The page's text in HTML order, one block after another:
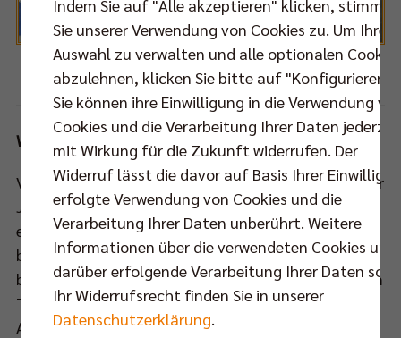
Foto:Eckhard Herfet
Winter-Trainingslager in Clausewitz-Kaserne
Vom 04. bis 09. Februar nutzten die SCC JUNIORS der
Jahrgänge 2005 und älter die Winterferienzeit für
ein Trainingslager in der Kaserne Clausewitz in Burg
bei Magdeburg. Drei Trainer betreuten dabei 40 Kids
bei bis zu drei Übungseinheiten täglich. Neben einem
Testspiel gegen die Landesauswahl Sachsen-
Anhalts stand auch intensives Individualtraining
Indem Sie auf "Alle akzeptieren" klicken, stimmen
Sie unserer Verwendung von Cookies zu. Um Ihre
Auswahl zu verwalten und alle optionalen Cookies
abzulehnen, klicken Sie bitte auf "Konfigurieren".
Sie können ihre Einwilligung in die Verwendung
Cookies und die Verarbeitung Ihrer Daten
mit Wirkung für die Zukunft widerrufen. Der
Widerruf lässt die davor auf Basis Ihrer
erfolgte Verwendung von Cookies und die
Verarbeitung Ihrer Daten unberührt. Weitere
Informationen über die verwendeten Cookies und
darüber erfolgende Verarbeitung Ihrer Daten
Ihr Widerrufsrecht finden Sie in unserer
Datenschutzerklärung.